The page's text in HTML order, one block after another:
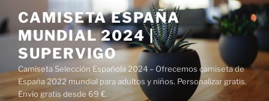
al
contenido
CAMISETA ESPAÑA
MUNDIAL 2024 |
SUPERVIGO
Camiseta Selección Española 2024 – Ofrecemos camiseta de
España 2022 mundial para adultos y niños. Personalizar gratis.
Envío gratis desde 69 €.